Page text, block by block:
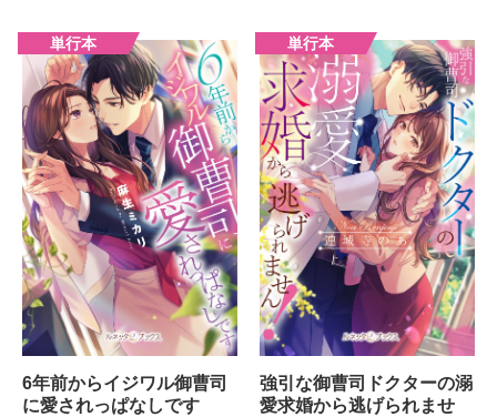
6年前からイジワル御曹司
に愛されっぱなしです
強引な御曹司ドクターの溺
愛求婚から逃げられませ